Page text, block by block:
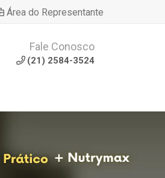
Área do Representante
Fale Conosco
(21) 2584-3524